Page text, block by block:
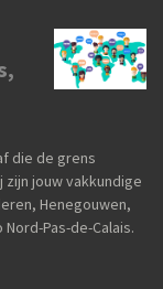
die de grens
zijn jouw vakkundige
Henegouwen,
Pas-de-Calais.